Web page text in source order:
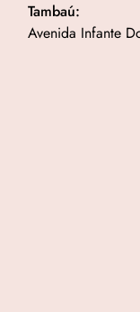
Tambaú:
Avenida Infante